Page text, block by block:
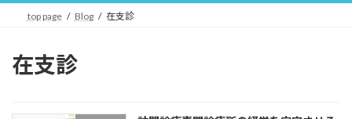
プ
動
top page Blog 在支診
在支診